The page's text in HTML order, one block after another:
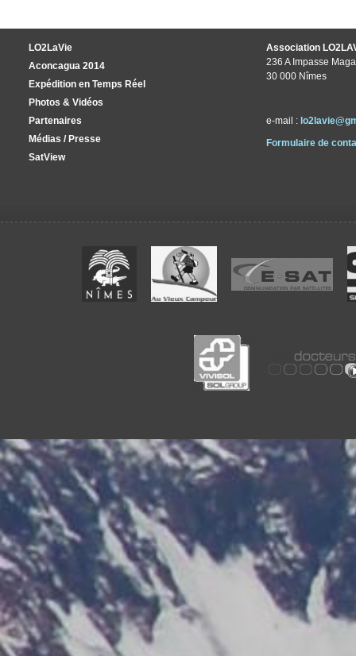
LO2LaVie
Aconcagua 2014
Expédition en Temps Réel
Photos & Vidéos
Partenaires
Médias / Presse
SatView
Association
236 A Impasse
30 000 Nîmes
e-mail :
Formulaire de